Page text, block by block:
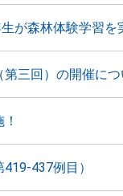
が森林体験学習を
三回）の開催につ
437例目）